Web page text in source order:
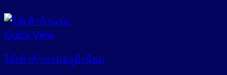
Quick View
ไม้เท้าก้านร่มอลูมิเนียม